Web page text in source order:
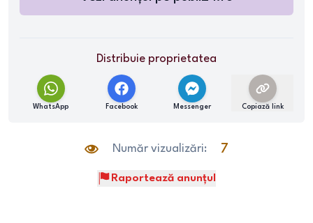
Distribuie proprietatea
WhatsApp Facebook Messenger Copiază link
Număr vizualizări: 7
Raportează anunțul